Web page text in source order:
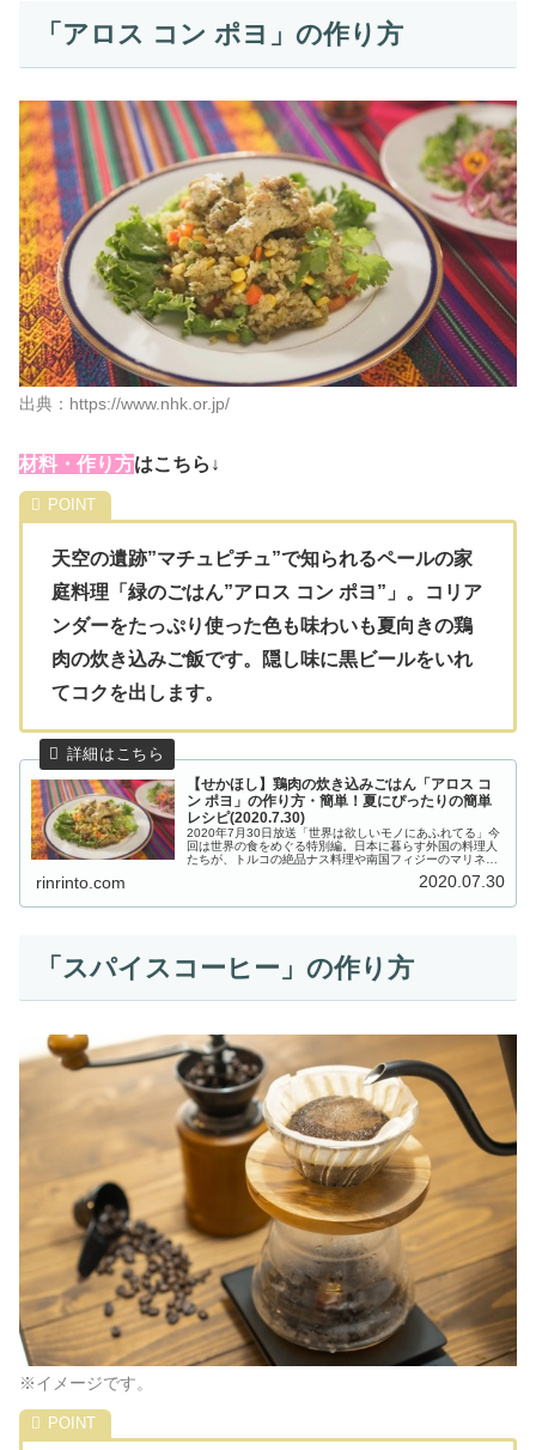
「アロス コン ポヨ」の作り方
出典：https://www.nhk.or.jp/
材料・作り方はこちら↓
天空の遺跡”マチュピチュ”で知られるペールの家
庭料理「緑のごはん”アロス コン ポヨ”」。コリア
ンダーをたっぷり使った色も味わいも夏向きの鶏
肉の炊き込みご飯です。隠し味に黒ビールをいれ
てコクを出します。
【せかほし】鶏肉の炊き込みごはん「アロス コ
ン ポヨ」の作り方・簡単！夏にぴったりの簡単
レシピ(2020.7.30)
2020年7月30日放送「世界は欲しいモノにあふれてる」今
回は世界の食をめぐる特別編。日本に暮らす外国の料理人
たちが、トルコの絶品ナス料理や南国フィジーのマリネな
rinrinto.com 2020.07.30
「スパイスコーヒー」の作り方
※イメージです。